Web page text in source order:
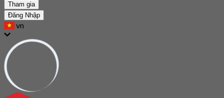
Tham gia
Đăng Nhập
vn